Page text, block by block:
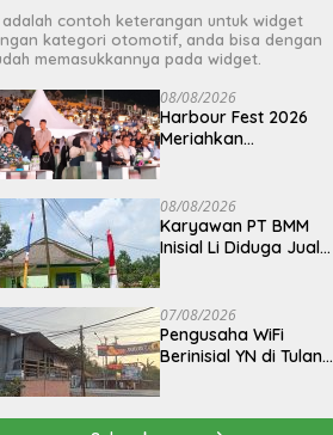
adalah contoh keterangan untuk widget
kategori otomotif, anda bisa dengan
memasukkannya pada widget.
08/08/2026
Harbour Fest 2026
Meriahkan
Hiburan untuk
Masyarakat
08/08/2026
Karyawan PT BMM
Inisial Li Diduga Jual
07/08/2026
Pengusaha WiFi
Berinisial YN di Tulang
Tanpa Izin ULO dan